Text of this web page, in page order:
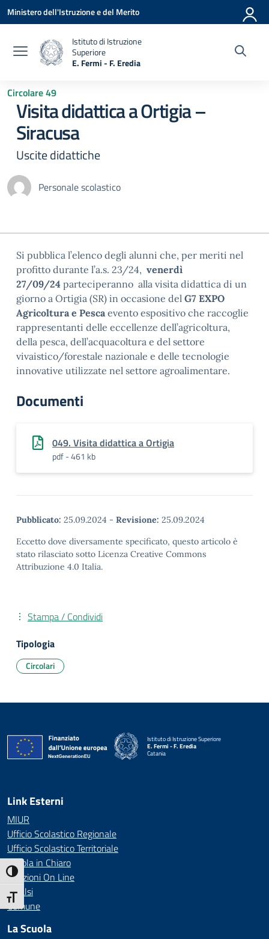
Attiva/disattiva alto contrasto
Attiva/disattiva dimensione testo
Vai ai contenuti
Vai al menu di navigazione
Vai al footer
Ministero dell'Istruzione e del Merito
Istituto di Istruzione
Superiore
E. Fermi - F. Eredia
Circolare 49
Visita didattica a Ortigia –
Siracusa
Uscite didattiche
Personale scolastico
Si pubblica l’elenco degli alunni che, per meriti nel
profitto durante l’a.s. 23/24, venerdì
27/09/24 parteciperanno alla visita didattica di un
giorno a Ortigia (SR) in occasione del G7 EXPO
Agricoltura e Pescaevento espositivo che raccoglie
rappresentanti delle eccellenze dell’agricoltura,
della pesca, dell’acquacoltura e del settore
vivaistico/forestale nazionale e delle tecnologie
innovative utilizzate nel settore agroalimentare.
Documenti
049. Visita didattica a Ortigia
pdf - 461 kb
Pubblicato: 25.09.2024 - Revisione: 25.09.2024
Eccetto dove diversamente specificato, questo articolo è
stato rilasciato sotto Licenza Creative Commons
Attribuzione 4.0 Italia.
Stampa / Condividi
Tipologia
Circolari
Istituto di Istruzione Superiore
E. Fermi - F. Eredia
Catania
Link Esterni
MIUR
Ufficio Scolastico Regionale
Ufficio Scolastico Territoriale
Scuola in Chiaro
Iscrizioni On Line
Invalsi
Comune
La Scuola